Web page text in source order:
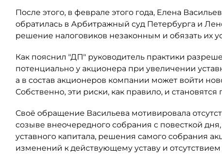
После этого, в феврале этого года, Елена
обратилась в Арбитражный суд Петербурга и
решение налоговиков незаконным и обязать их
Как пояснил "ДП" руководитель практики
потенциально у акционера при увеличении
а в состав акционеров компании может войти
Собственно, эти риски, как правило, и
Своё обращение Васильева мотивировала
созыве внеочередного собрания с повесткой
уставного капитала, решения самого собрания
изменений к действующему уставу и